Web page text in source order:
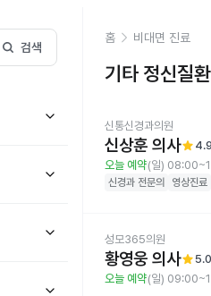
검색
홈 비대면 진료
기타 정신질환
신통신경과의원
신상훈 의사star
오늘 예약(일)
신경과 전문의 영상진료
성모365의원
황영웅 의사star5.0
오늘 예약(일)